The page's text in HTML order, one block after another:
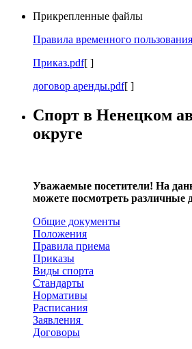
Прикрепленные файлы
Правила временного
Приказ.pdf[ ]
договор аренды.pdf[ ]
Спорт в Ненецком
округе
Уважаемые посетители! На
можете посмотреть различные
Общие документы
Положения
Правила приема
Приказы
Виды спорта
Стандарты
Нормативы
Расписания
Заявления
Договоры